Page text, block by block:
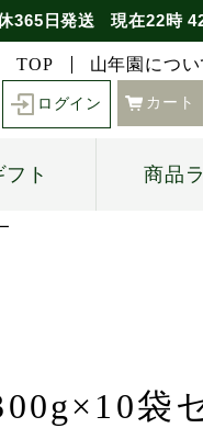
365日発送 現在22時
TOP 山年園につ
ログイン カート
フト 商品
袋